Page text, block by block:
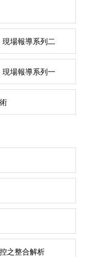
現場報導系列二
現場報導系列一
之整合解析